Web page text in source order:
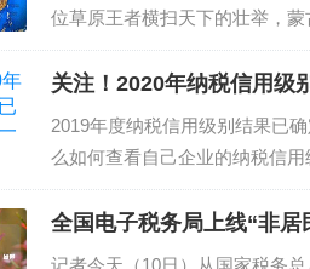
位草原王者横扫天下的壮举，
颤抖，那么当时蒙古的疆域都
方”...
关注！2020年纳税信用级
2019年度纳税信用级别结果已
么如何查看自己企业的纳税信
呢？（此处已添加小程序，请
家解答，其他省份请自行切换到
全国电子税务局上线“非居
记者今天（10日）从国家税务